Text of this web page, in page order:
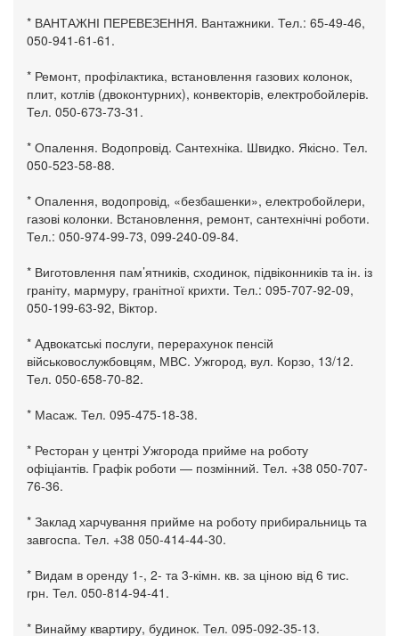
* ВАНТАЖНІ ПЕРЕВЕЗЕННЯ. Вантажники. Тел.: 65-49-46,
050-941-61-61.
* Ремонт, профілактика, встановлення газових колонок,
плит, котлів (двоконтурних), конвекторів, електробойлерів.
Тел. 050-673-73-31.
* Опалення. Водопровід. Сантехніка. Швидко. Якісно. Тел.
050-523-58-88.
* Опалення, водопровід, «безбашенки», електробойлери,
газові колонки. Встановлення, ремонт, сантехнічні роботи.
Тел.: 050-974-99-73, 099-240-09-84.
* Виготовлення пам’ятників, сходинок, підвіконників та ін. із
граніту, мармуру, гранітної крихти. Тел.: 095-707-92-09,
050-199-63-92, Віктор.
* Адвокатські послуги, перерахунок пенсій
військовослужбовцям, МВС. Ужгород, вул. Корзо, 13/12.
Тел. 050-658-70-82.
* Масаж. Тел. 095-475-18-38.
* Ресторан у центрі Ужгорода прийме на роботу
офіціантів. Графік роботи — позмінний. Тел. +38 050-707-
76-36.
* Заклад харчування прийме на роботу прибиральниць та
завгоспа. Тел. +38 050-414-44-30.
* Видам в оренду 1-, 2- та 3-кімн. кв. за ціною від 6 тис.
грн. Тел. 050-814-94-41.
* Винайму квартиру, будинок. Тел. 095-092-35-13.